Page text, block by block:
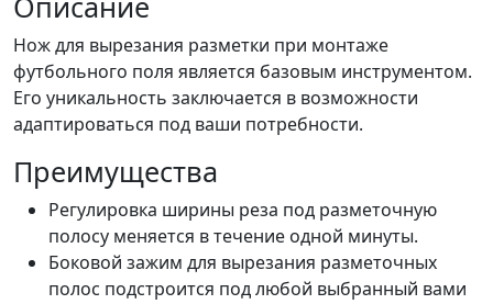
Нож для вырезания разметки при монтаже
футбольного поля является базовым инструментом.
Его уникальность заключается в возможности
адаптироваться под ваши потребности.
Преимущества
Регулировка ширины реза под разметочную
полосу меняется в течение одной минуты.
Боковой зажим для вырезания разметочных
полос подстроится под любой выбранный вами